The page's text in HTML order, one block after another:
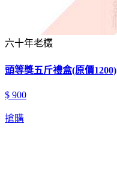
六十年老欉
頭等獎五斤禮盒(原價1200)
$ 900
搶購